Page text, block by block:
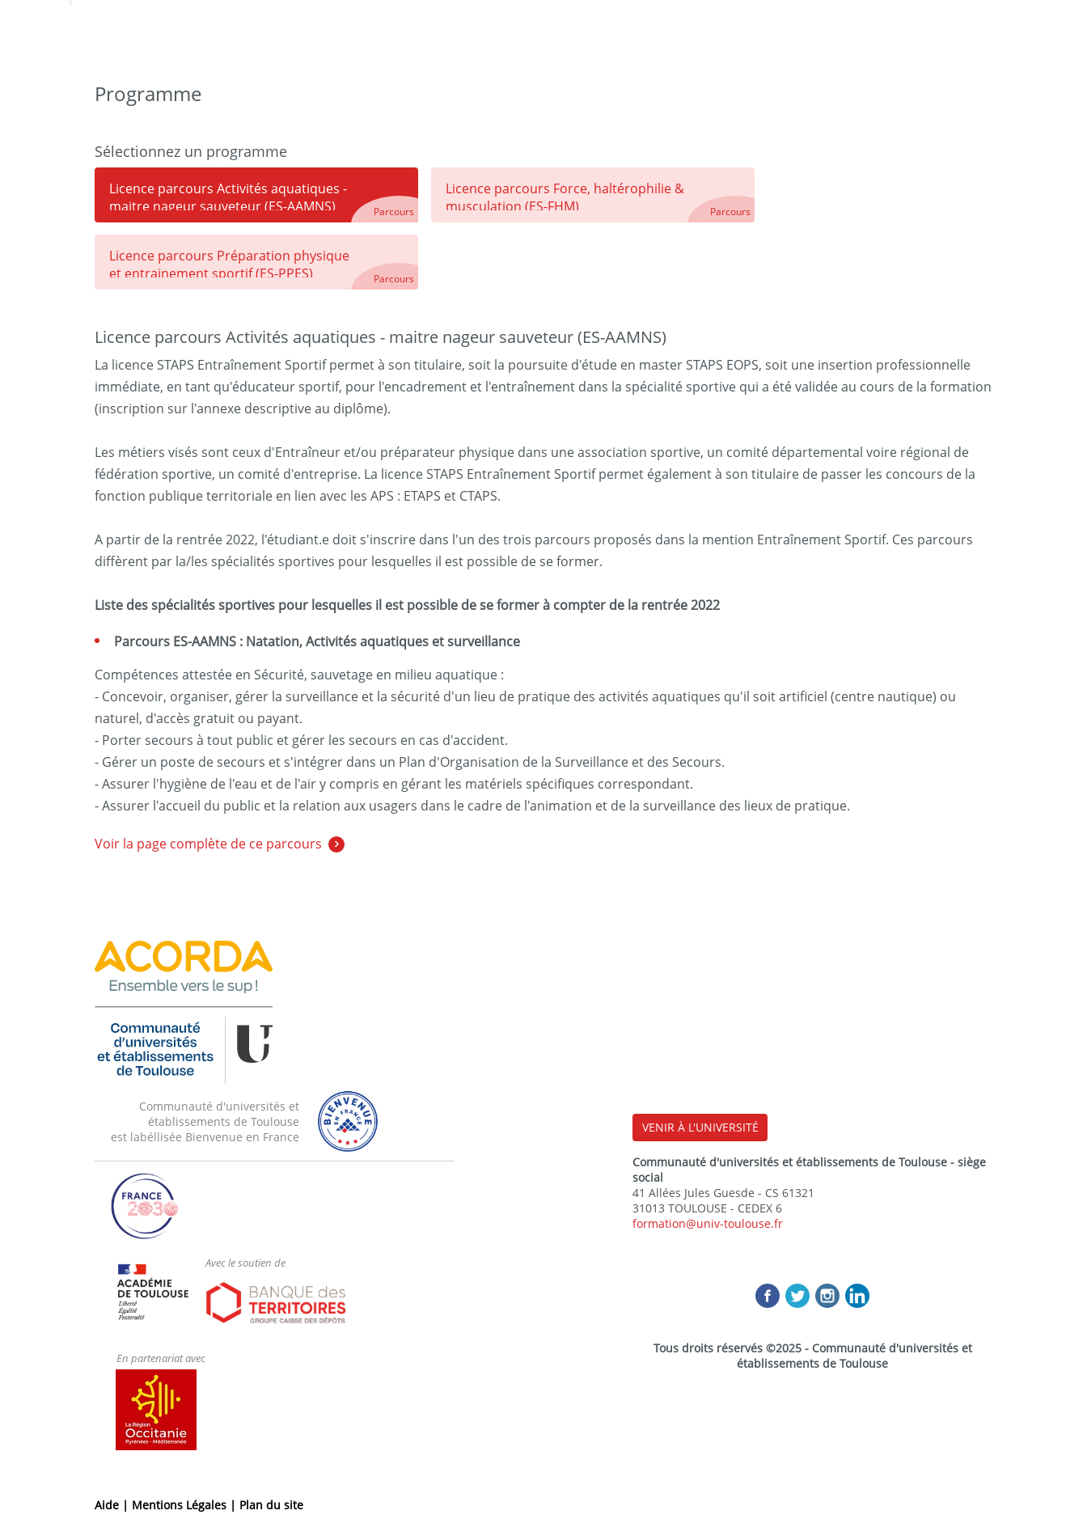
Programme
Sélectionnez un programme
Licence parcours Activités aquatiques -
maitre nageur sauveteur (ES-AAMNS)
Parcours
Licence parcours Force, haltérophilie &
musculation (ES-FHM)
Parcours
Licence parcours Préparation physique
et entrainement sportif (ES-PPES)
Parcours
Licence parcours Activités aquatiques - maitre nageur sauveteur (ES-AAMNS)
La licence STAPS Entraînement Sportif permet à son titulaire, soit la poursuite d'étude en master STAPS EOPS, soit une insertion professionnelle
immédiate, en tant qu'éducateur sportif, pour l'encadrement et l'entraînement dans la spécialité sportive qui a été validée au cours de la formation
(inscription sur l'annexe descriptive au diplôme).
Les métiers visés sont ceux d'Entraîneur et/ou préparateur physique dans une association sportive, un comité départemental voire régional de
fédération sportive, un comité d'entreprise. La licence STAPS Entraînement Sportif permet également à son titulaire de passer les concours de la
fonction publique territoriale en lien avec les APS : ETAPS et CTAPS.
A partir de la rentrée 2022, l'étudiant.e doit s'inscrire dans l'un des trois parcours proposés dans la mention Entraînement Sportif. Ces parcours
diffèrent par la/les spécialités sportives pour lesquelles il est possible de se former.
Liste des spécialités sportives pour lesquelles il est possible de se former à compter de la rentrée 2022
Parcours ES-AAMNS : Natation, Activités aquatiques et surveillance
Compétences attestée en Sécurité, sauvetage en milieu aquatique :
- Concevoir, organiser, gérer la surveillance et la sécurité d'un lieu de pratique des activités aquatiques qu'il soit artificiel (centre nautique) ou
naturel, d'accès gratuit ou payant.
- Porter secours à tout public et gérer les secours en cas d'accident.
- Gérer un poste de secours et s'intégrer dans un Plan d'Organisation de la Surveillance et des Secours.
- Assurer l'hygiène de l'eau et de l'air y compris en gérant les matériels spécifiques correspondant.
- Assurer l'accueil du public et la relation aux usagers dans le cadre de l'animation et de la surveillance des lieux de pratique.
Voir la page complète de ce parcours
Communauté d'universités et
établissements de Toulouse
est labéllisée Bienvenue en France
Avec le soutien de
En partenariat avec
VENIR À L'UNIVERSITÉ
Communauté d'universités et établissements de Toulouse - siège
social
41 Allées Jules Guesde - CS 61321
31013 TOULOUSE - CEDEX 6
formation@univ-toulouse.fr
Tous droits réservés ©2025 - Communauté d'universités et
établissements de Toulouse
Aide | Mentions Légales | Plan du site